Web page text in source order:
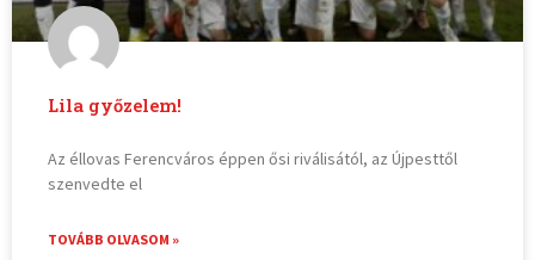
Lila győzelem!
Az éllovas Ferencváros éppen ősi riválisától, az Újpesttől
szenvedte el
TOVÁBB OLVASOM »